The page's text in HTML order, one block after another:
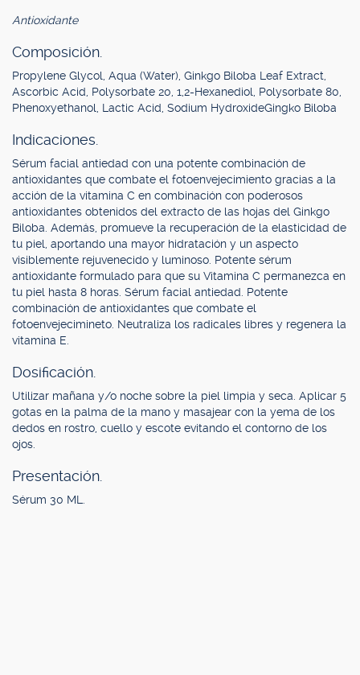
Antioxidante
Composición.
Propylene Glycol, Aqua (Water), Ginkgo Biloba Leaf Extract,
Ascorbic Acid, Polysorbate 20, 1,2-Hexanediol, Polysorbate 80,
Phenoxyethanol, Lactic Acid, Sodium HydroxideGingko Biloba
Indicaciones.
Sérum facial antiedad con una potente combinación de
antioxidantes que combate el fotoenvejecimiento gracias a la
acción de la vitamina C en combinación con poderosos
antioxidantes obtenidos del extracto de las hojas del Ginkgo
Biloba. Además, promueve la recuperación de la elasticidad de
tu piel, aportando una mayor hidratación y un aspecto
visiblemente rejuvenecido y luminoso. Potente sérum
antioxidante formulado para que su Vitamina C permanezca en
tu piel hasta 8 horas. Sérum facial antiedad. Potente
combinación de antioxidantes que combate el
fotoenvejecimineto. Neutraliza los radicales libres y regenera la
vitamina E.
Dosificación.
Utilizar mañana y/o noche sobre la piel limpia y seca. Aplicar 5
gotas en la palma de la mano y masajear con la yema de los
dedos en rostro, cuello y escote evitando el contorno de los
ojos.
Presentación.
Sérum 30 ML.